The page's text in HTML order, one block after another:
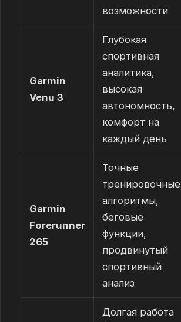
возможности
Garmin
Venu 3
Глубокая
спортивная
аналитика,
высокая
автономность,
комфорт на
каждый день
Garmin
Forerunner
265
Точные
тренировочные
алгоритмы,
беговые
функции,
продвинутый
спортивный
анализ
Долгая работа